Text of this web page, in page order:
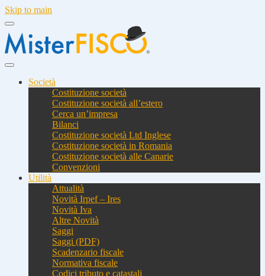
Skip to main
Società
Costituzione società
Costituzione società all’estero
Cerca un’impresa
Bilanci
Costituzione società Ltd Inglese
Costituzione società in Romania
Costituzione società alle Canarie
Convenzioni
Utilità
Attualità
Novità Irpef – Ires
Novità Iva
Altre Novità
Saggi
Saggi (PDF)
Scadenzario fiscale
Normativa fiscale
Codici tributo e catastali